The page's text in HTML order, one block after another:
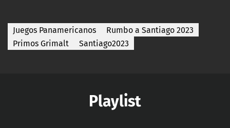
Juegos Panamericanos
Rumbo a Santiago 2023
Primos Grimalt
Santiago2023
Playlist